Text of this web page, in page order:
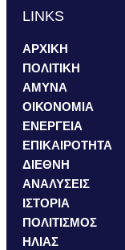
LINKS
ΑΡΧΙΚΗ
ΠΟΛΙΤΙΚΗ
ΑΜΥΝΑ
ΟΙΚΟΝΟΜΙΑ
ΕΝΕΡΓΕΙΑ
ΕΠΙΚΑΙΡΟΤΗΤΑ
ΔΙΕΘΝΗ
ΑΝΑΛΥΣΕΙΣ
ΙΣΤΟΡΙΑ
ΠΟΛΙΤΙΣΜΟΣ
ΗΛΙΑΣ